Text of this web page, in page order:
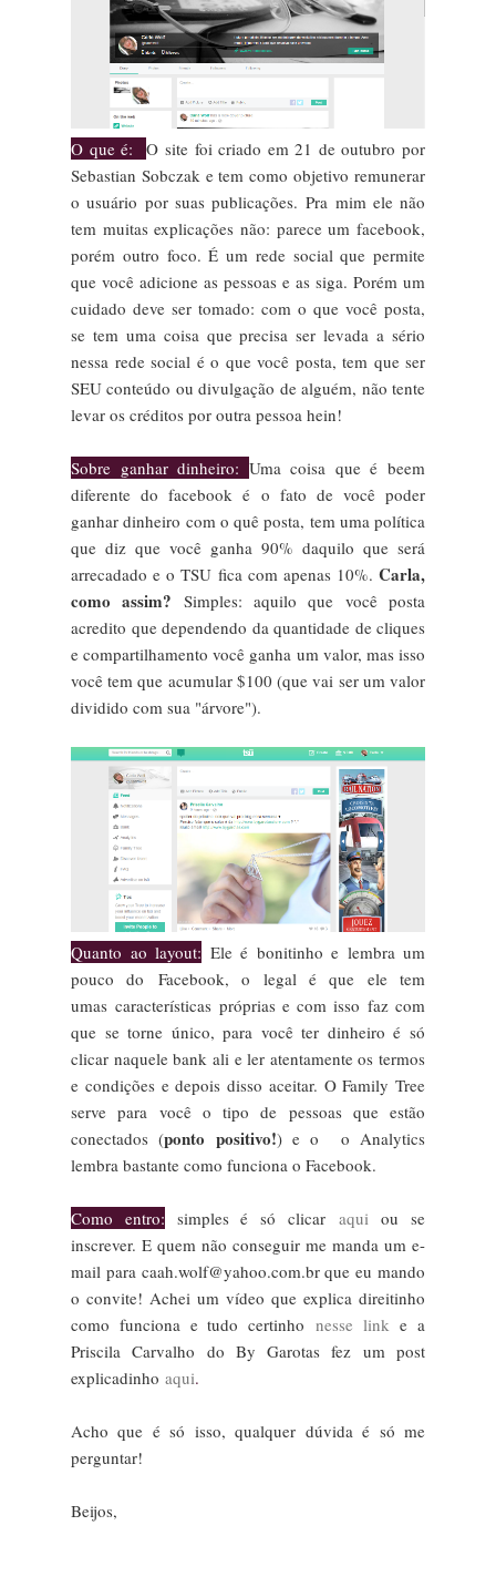
O que é:O site foi criado em 21 de outubro por
Sebastian Sobczak e tem como objetivo remunerar
o usuário por suas publicações. Pra mim ele não
tem muitas explicações não: parece um facebook,
porém outro foco. É um rede social que permite
que você adicione as pessoas e as siga. Porém um
cuidado deve ser tomado: com o que você posta,
se tem uma coisa que precisa ser levada a sério
nessa rede social é o que você posta, tem que ser
SEU conteúdo ou divulgação de alguém, não tente
levar os créditos por outra pessoa hein!
Sobre ganhar dinheiro: Uma coisa que é beem
diferente do facebook é o fato de você poder
ganhar dinheiro com o quê posta, tem uma política
que diz que você ganha 90% daquilo que será
arrecadado e o TSU fica com apenas 10%. Carla,
como assim? Simples: aquilo que você posta
acredito que dependendo da quantidade de cliques
e compartilhamento você ganha um valor, mas isso
você tem que acumular $100 (que vai ser um valor
dividido com sua "árvore").
Quanto ao layout: Ele é bonitinho e lembra um
pouco do Facebook, o legal é que ele tem
umas características próprias e com isso faz com
que se torne único, para você ter dinheiro é só
clicar naquele bank ali e ler atentamente os termos
e condições e depois disso aceitar. O Family Tree
serve para você o tipo de pessoas que estão
conectados (ponto positivo!) e o o Analytics
lembra bastante como funciona o Facebook.
Como entro: simples é só clicar aqui
ou se
inscrever. E quem não conseguir me manda um e-
mail para caah.wolf@yahoo.com.br que eu mando
o convite! Achei um vídeo que explica direitinho
como funciona e tudo certinho nesse link e a
Priscila Carvalho do By Garotas fez um post
explicadinho aqui.
Acho que é só isso, qualquer dúvida é só me
perguntar!
Beijos,